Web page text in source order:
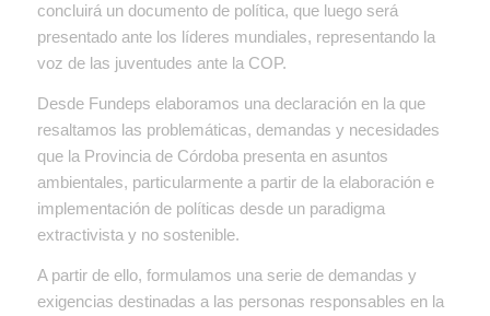
concluirá un documento de política, que luego será
presentado ante los líderes mundiales, representando la
voz de las juventudes ante la COP.
Desde Fundeps elaboramos una declaración en la que
resaltamos las problemáticas, demandas y necesidades
que la Provincia de Córdoba presenta en asuntos
ambientales, particularmente a partir de la elaboración e
implementación de políticas desde un paradigma
extractivista y no sostenible.
A partir de ello, formulamos una serie de demandas y
exigencias destinadas a las personas responsables en la